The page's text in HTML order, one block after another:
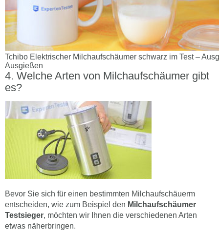
Tchibo Elektrischer Milchaufschäumer schwarz im Test –
Ausgießen
Welche Arten von Milchaufschäumer gibt
es?
Bevor Sie sich für einen bestimmten Milchaufschäuerm
entscheiden, wie zum Beispiel den Milchaufschäumer
Testsieger, möchten wir Ihnen die verschiedenen Arten
etwas näherbringen.